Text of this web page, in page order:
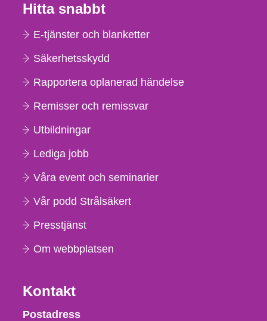
Hitta snabbt
E-tjänster och blanketter
Säkerhetsskydd
Rapportera oplanerad händelse
Remisser och remissvar
Utbildningar
Lediga jobb
Våra event och seminarier
Vår podd Strålsäkert
Presstjänst
Om webbplatsen
Kontakt
Strålsäkerhetsmyndigheten
Postadress